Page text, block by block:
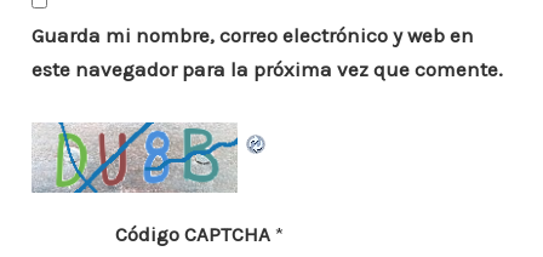
Guarda mi nombre, correo electrónico y web en
este navegador para la próxima vez que comente.
Código CAPTCHA*